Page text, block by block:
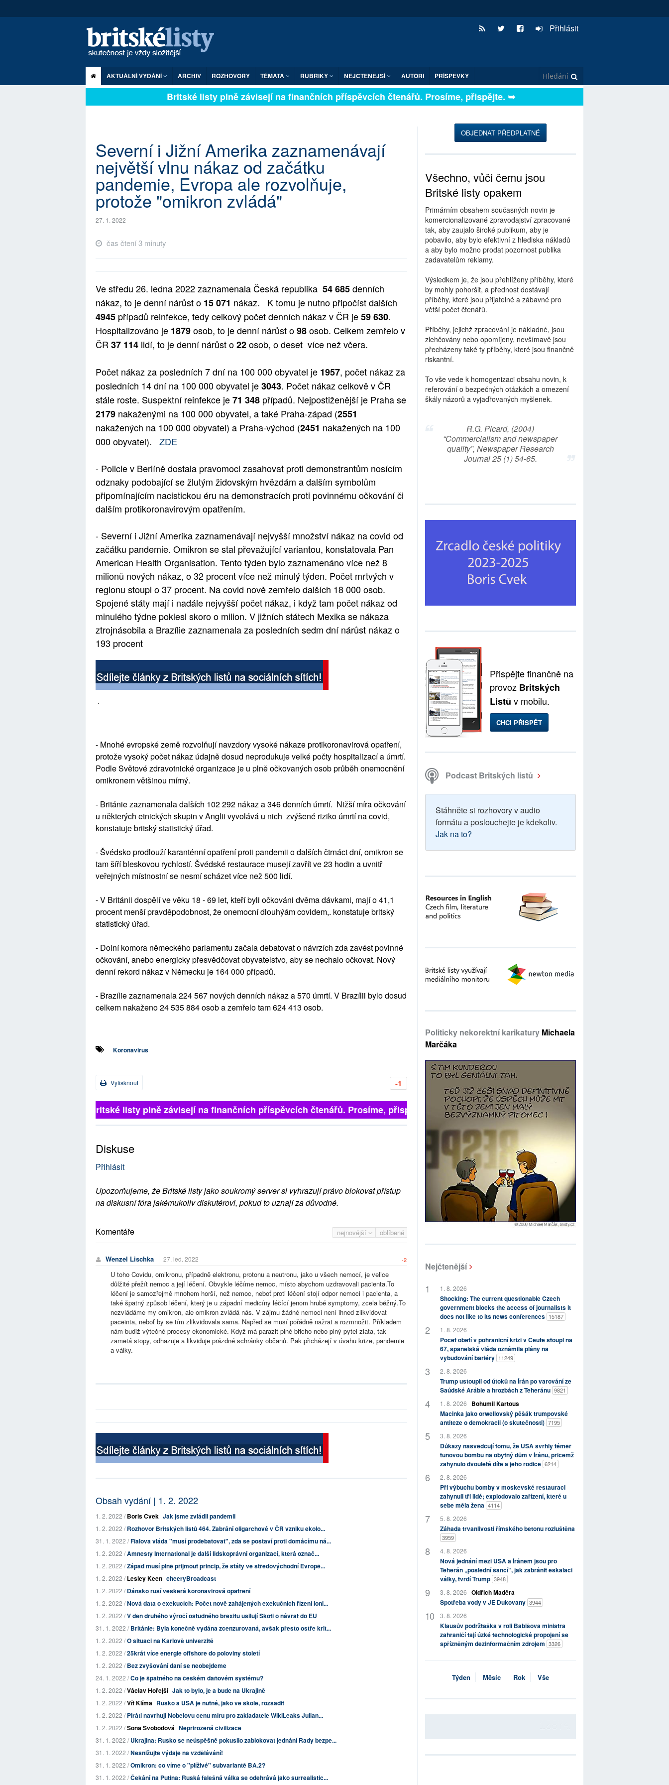
Přihlásit
AKTUÁLNÍ VYDÁNÍ ARCHIV ROZHOVORY TÉMATA RUBRIKY NEJČTENĚJŠÍ AUTOŘI PŘÍSPĚVKY
Britské listy plně závisejí na finančních příspěvcích čtenářů. Prosíme, přispějte. ➥
Severní i Jižní Amerika zaznamenávají
největší vlnu nákaz od začátku
pandemie, Evropa ale rozvolňuje,
protože "omikron zvládá"
27. 1. 2022
čas čtení 3 minuty
Ve středu 26. ledna 2022 zaznamenala Česká republika 54 685denních
nákaz, to je denní nárůst o 15 071 nákaz. K tomu je nutno připočíst dalších
4945 případů reinfekce, tedy celkový počet denních nákaz v ČR je59 630.
Hospitalizováno je 1879osob, to je denní nárůst o98osob. Celkem zemřelo v
ČR 37 114 lidí, to je denní nárůst o22osob, o deset více než včera.
Počet nákaz za posledních 7 dní na 100 000 obyvatel je 1957, počet nákaz za
posledních 14 dní na 100 000 obyvatel je3043. Počet nákaz celkově v ČR
stále roste. Suspektní reinfekce je71 348 případů. Nejpostiženější je Praha se
2179 nakaženými na 100 000 obyvatel, a také Praha-západ (2551
nakažených na 100 000 obyvatel) a Praha-východ (2451 nakažených na 100
000 obyvatel). ZDE
- Policie v Berlíně dostala pravomoci zasahovat proti demonstrantům nosícím
odznaky podobající se žlutým židovským hvězdám a dalším symbolům
připomínajícím nacistickou éru na demonstracích proti povinnému očkování či
dalším protikoronavirovým opatřením.
- Severní i Jižní Amerika zaznamenávají nejvyšší množství nákaz na covid od
začátku pandemie. Omikron se stal převažující variantou, konstatovala Pan
American Health Organisation. Tento týden bylo zaznamenáno více než 8
milionů nových nákaz, o 32 procent více než minulý týden. Počet mrtvých v
regionu stoupl o 37 procent. Na covid nově zemřelo dalších 18 000 osob.
Spojené státy mají i nadále nejvyšší počet nákaz, i když tam počet nákaz od
minulého týdne poklesl skoro o milion. V jižních státech Mexika se nákaza
ztrojnásobila a Brazílie zaznamenala za posledních sedm dní nárůst nákaz o
193 procent
.
- Mnohé evropské země rozvolňují navzdory vysoké nákaze protikoronavirová opatření,
protože vysoký počet nákaz údajně dosud neprodukuje velké počty hospitalizací a úmrtí.
Podle Světové zdravotnické organizace je u plně očkovaných osob průběh onemocnění
omikronem většinou mírný.
- Británie zaznamenala dalších 102 292 nákaz a 346 denních úmrtí. Nižší míra očkování
u některých etnických skupin v Anglii vyvolává u nich zvýšené riziko úmrtí na covid,
konstatuje britský statistický úřad.
- Švédsko prodlouží karanténní opatření proti pandemii o dalších čtrnáct dní, omikron se
tam šíří bleskovou rychlostí. Švédské restaurace musejí zavřít ve 23 hodin a uvnitř
veřejných místnostní se nesmí scházet více než 500 lidí.
- V Británii dospělí ve věku 18 - 69 let, kteří byli očkováni dvěma dávkami, mají o 41,1
procent menší pravděpodobnost, že onemocní dlouhýám covidem,. konstatuje britský
statistický úřad.
- Dolní komora německého parlamentu začala debatovat o návrzích zda zavést povinné
očkování, anebo energicky přesvědčovat obyvatelstvo, aby se nechalo očkovat. Nový
denní rekord nákaz v Německu je 164 000 případů.
- Brazílie zaznamenala 224 567 nových denních nákaz a 570 úmrtí. V Brazílii bylo dosud
celkem nakaženo 24 535 884 osob a zemřelo tam 624 413 osob.
Koronavirus
-1
Vytisknout
Britské listy plně závisejí na finančních příspěvcích čtenářů. Prosíme, přispějte. ➥
Diskuse
Přihlásit
Upozorňujeme, že Britské listy jako soukromý server si vyhrazují právo blokovat přístup
na diskusní fóra jakémukoliv diskutérovi, pokud to uznají za důvodné.
nejnovější oblíbené
Komentáře
Wenzel Lischka 27. led. 2022 -2
U toho Covidu, omikronu, případně elektronu, protonu a neutronu, jako u všech nemocí, je velice
důlžité přežít nemoc a její léčení. Obvykle léčíme nemoc, místo abychom uzdravovali pacienta.To
léčení je samozřejmě mnohem horší, než nemoc, neboť proti léčení stojí odpor nemoci i pacienta, a
také špatný způsob léčení, který je u západní medicíny léčící jenom hrubé symptomy, zcela běžný.To
nezvládáme my omikron, ale omikron zvládá nás. V zájmu žádné nemoci není ihned zlikvidovat
paceinta, neboť by se tím zlikvidovala sama. Napřed se musí pořádně nažrat a rozmnožit. Příkladem
nám budiž výtečné procesy ekonomické. Když má parazit plné břicho nebo plný pytel zlata, tak
zametá stopy, odhazuje a likviduje prázdné schránky občanů. Pak přicházejí v úvahu krize, pandemie
a války.
Obsah vydání | 1. 2. 2022
1. 2. 2022 /Boris Cvek Jak jsme zvládli pandemii
1. 2. 2022 /Rozhovor Britských listů 464. Zabrání oligarchové v ČR vzniku ekolo...
31. 1. 2022 /Fialova vláda "musí prodebatovat", zda se postaví proti domácímu ná...
1. 2. 2022 /Amnesty International je další lidskoprávní organizací, která označ...
1. 2. 2022 /Západ musí plně přijmout princip, že státy ve středovýchodní Evropě...
1. 2. 2022 /Lesley Keen cheeryBroadcast
1. 2. 2022 /Dánsko ruší veškerá koronavirová opatření
1. 2. 2022 /Nová data o exekucích: Počet nově zahájených exekučních řízení loni...
1. 2. 2022 /V den druhého výročí ostudného brexitu usilují Skoti o návrat do EU
31. 1. 2022 /Británie: Byla konečně vydána zcenzurovaná, avšak přesto ostře krit...
1. 2. 2022 /O situaci na Karlově univerzitě
1. 2. 2022 /25krát více energie offshore do poloviny století
1. 2. 2022 /Bez zvyšování daní se neobejdeme
24. 1. 2022 /Co je špatného na českém daňovém systému?
1. 2. 2022 /Václav Hořejší Jak to bylo, je a bude na Ukrajině
1. 2. 2022 /Vít Klíma Rusko a USA je nutné, jako ve škole, rozsadit
1. 2. 2022 /Piráti navrhují Nobelovu cenu míru pro zakladatele WikiLeaks Julian...
1. 2. 2022 /Soňa Svobodová Nepřirozená civilizace
31. 1. 2022 /Ukrajina: Rusko se neúspěšně pokusilo zablokovat jednání Rady bezpe...
31. 1. 2022 /Nesnižujte výdaje na vzdělávání!
31. 1. 2022 /Omikron: co víme o "plíživé" subvariantě BA.2?
31. 1. 2022 /Čekání na Putina: Ruská falešná válka se odehrává jako surrealistic...
OBJEDNAT PŘEDPLATNÉ
Všechno, vůči čemu jsou
Britské listy opakem
Primárním obsahem současných novin je
komercionalizované zpravodajství zpracované
tak, aby zaujalo široké publikum, aby je
pobavilo, aby bylo efektivní z hlediska nákladů
a aby bylo možno prodat pozornost publika
zadavatelům reklamy.
Výsledkem je, že jsou přehlíženy příběhy, které
by mohly pohoršit, a přednost dostávají
příběhy, které jsou přijatelné a zábavné pro
větší počet čtenářů.
Příběhy, jejichž zpracování je nákladné, jsou
zlehčovány nebo opomíjeny, nevšímavě jsou
přecházeny také ty příběhy, které jsou finančně
riskantní.
To vše vede k homogenizaci obsahu novin, k
referování o bezpečných otázkách a omezení
škály názorů a vyjadřovaných myšlenek.
R.G. Picard, (2004)
“Commercialism and newspaper
quality”, Newspaper Research
Journal 25 (1) 54-65.
Přispějte finančně na
provoz Britských
Listů v mobilu.
CHCI PŘISPĚT
Podcast Britských listů
Stáhněte si rozhovory v audio
formátu a poslouchejte je kdekoliv.
Jak na to?
Politicky nekorektní karikatury Michaela
Marčáka
Nejčtenější
1. 8. 2026
Shocking: The current questionable Czech
government blocks the access of journalists it
does not like to its news conferences 15187
1. 8. 2026
Počet obětí v pohraniční krizi v Ceutě stoupl na
67, španělská vláda oznámila plány na
vybudování bariéry 11249
2. 8. 2026
Trump ustoupil od útoků na Írán po varování ze
Saúdské Arábie a hrozbách z Teheránu 9821
1. 8. 2026
Bohumil Kartous
Macinka jako orwellovský pěšák trumpovské
antiteze o demokracii (o skutečnosti) 7195
3. 8. 2026
Důkazy nasvědčují tomu, že USA svrhly téměř
tunovou bombu na obytný dům v Íránu, přičemž
zahynulo dvouleté dítě a jeho rodiče 6214
2. 8. 2026
Při výbuchu bomby v moskevské restauraci
zahynuli tři lidé; explodovalo zařízení, které u
sebe měla žena 4114
5. 8. 2026
Záhada trvanlivosti římského betonu rozluštěna
3959
4. 8. 2026
Nová jednání mezi USA a Íránem jsou pro
Teherán „poslední šancí“, jak zabránit eskalaci
války, tvrdí Trump 3948
3. 8. 2026 Oldřich Maděra
Spotřeba vody v JE Dukovany 3944
3. 8. 2026
Klausův podržtaška v roli Babišova ministra
zahraničí tají úzké technologické propojení se
spřízněným dezinformačním zdrojem 3326
Týden Měsíc Rok Vše
10874